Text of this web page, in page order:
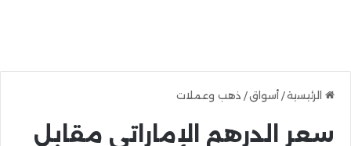
الرئيسية/ أسواق/ ذهب وعملات
سعر الدرهم الإماراتي مقابل